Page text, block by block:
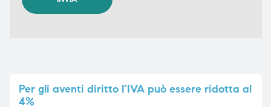
Pergli aventi diritto l’IVA può essere ridotta al
4%